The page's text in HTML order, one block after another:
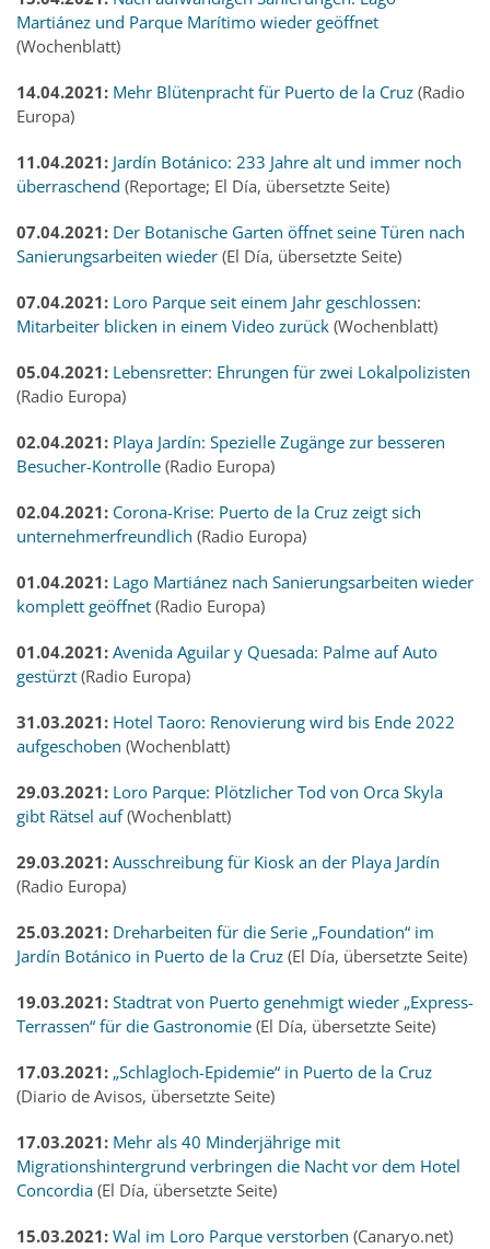
Martiánez und Parque Marítimo wieder geöffnet
(Wochenblatt)
14.04.2021: Mehr Blütenpracht für Puerto de la Cruz(Radio
Europa)
11.04.2021: Jardín Botánico: 233 Jahre alt und immer noch
überraschend (Reportage; El Día, übersetzte Seite)
07.04.2021: Der Botanische Garten öffnet seine Türen nach
Sanierungsarbeiten wieder(El Día, übersetzte Seite)
07.04.2021: Loro Parque seit einem Jahr geschlossen:
Mitarbeiter blicken in einem Video zurück(Wochenblatt)
05.04.2021: Lebensretter: Ehrungen für zwei Lokalpolizisten
(Radio Europa)
02.04.2021: Playa Jardín: Spezielle Zugänge zur besseren
Besucher-Kontrolle(Radio Europa)
02.04.2021: Corona-Krise: Puerto de la Cruz zeigt sich
unternehmerfreundlich (Radio Europa)
01.04.2021: Lago Martiánez nach Sanierungsarbeiten wieder
komplett geöffnet(Radio Europa)
01.04.2021: Avenida Aguilar y Quesada: Palme auf Auto
gestürzt(Radio Europa)
31.03.2021: Hotel Taoro: Renovierung wird bis Ende 2022
aufgeschoben (Wochenblatt)
29.03.2021: Loro Parque: Plötzlicher Tod von Orca Skyla
gibt Rätsel auf(Wochenblatt)
29.03.2021: Ausschreibung für Kiosk an der Playa Jardín
(Radio Europa)
25.03.2021: Dreharbeiten für die Serie „Foundation“ im
Jardín Botánico in Puerto de la Cruz(El Día, übersetzte Seite)
19.03.2021: Stadtrat von Puerto genehmigt wieder „Express-
Terrassen“ für die Gastronomie(El Día, übersetzte Seite)
17.03.2021: „Schlagloch-Epidemie“ in Puerto de la Cruz
(Diario de Avisos, übersetzte Seite)
17.03.2021: Mehr als 40 Minderjährige mit
Migrationshintergrund verbringen die Nacht vor dem Hotel
Concordia(El Día, übersetzte Seite)
15.03.2021: Wal im Loro Parque verstorben (Canaryo.net)